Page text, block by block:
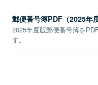
郵便番号簿PDF（2025年
2025年度版郵便番号簿を
す。